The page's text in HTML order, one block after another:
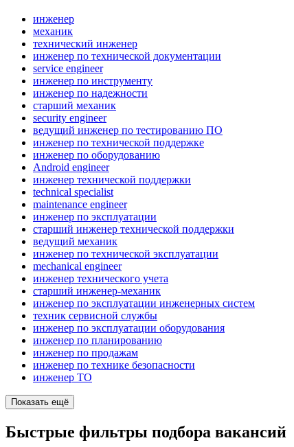
инженер
механик
технический инженер
инженер по технической документации
service engineer
инженер по инструменту
инженер по надежности
старший механик
security engineer
ведущий инженер по тестированию ПО
инженер по технической поддержке
инженер по оборудованию
Android engineer
инженер технической поддержки
technical specialist
maintenance engineer
инженер по эксплуатации
старший инженер технической поддержки
ведущий механик
инженер по технической эксплуатации
mechanical engineer
инженер технического учета
старший инженер-механик
инженер по эксплуатации инженерных систем
техник сервисной службы
инженер по эксплуатации оборудования
инженер по планированию
инженер по продажам
инженер по технике безопасности
инженер ТО
Показать ещё
Быстрые фильтры подбора вакансий